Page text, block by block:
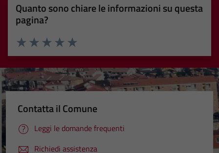
Quanto sono chiare le informazioni su questa
pagina?
Valuta 5 stelle su 5
Valuta 4 stelle su 5
Valuta 3 stelle su 5
Valuta 2 stelle su 5
Valuta 1 stelle su 5
Contatta il Comune
Leggi le domande frequenti
Richiedi assistenza